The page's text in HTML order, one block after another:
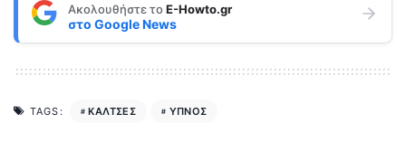
Ακολουθήστε τοE-Howto.gr
στο Google News
TAGS: ΚΑΛΤΣΕΣ ΥΠΝΟΣ